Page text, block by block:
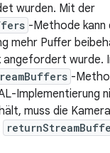
wurden. Mit der
-Methode kann
mehr Puffer
wurde.
-
Implementierung
muss die